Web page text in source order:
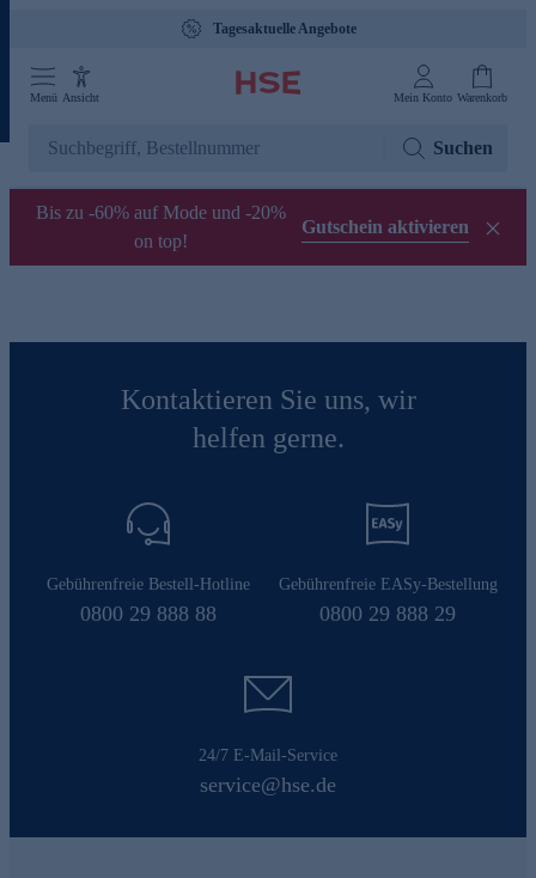
Tagesaktuelle Angebote
Menü Ansicht Mein Konto Warenkorb
Suchen
Bis zu -60% auf Mode und -20%
on top!
Gutschein aktivieren
Kontaktieren Sie uns, wir
helfen gerne.
Gebührenfreie Bestell-Hotline
0800 29 888 88
Gebührenfreie EASy-Bestellung
0800 29 888 29
24/7 E-Mail-Service
service@hse.de